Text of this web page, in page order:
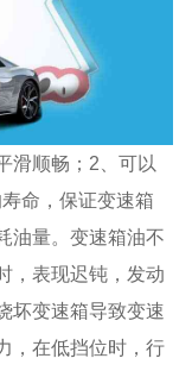
滑顺畅；2、可以
命，保证变速箱
油量。变速箱油不
，表现迟钝，发动
坏变速箱导致变速
，在低挡位时，行